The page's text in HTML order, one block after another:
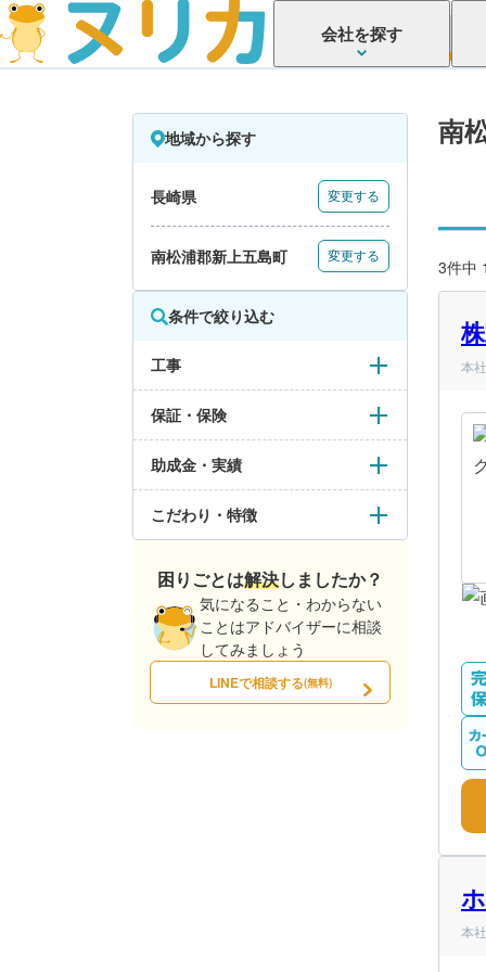
会社を探す
地域から探す
長崎県 変更する
南松浦郡新上五島町 変更する
条件で絞り込む
工事
保証・保険
助成金・実績
こだわり・特徴
困りごとは解決しましたか？
気になること・わからない
ことはアドバイザーに相談
してみましょう
LINEで相談する(無料)
南
3件中
本
本